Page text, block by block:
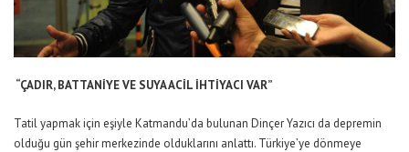
“ÇADIR, BATTANİYE VE SUYA ACİL İHTİYACI VAR”
Tatil yapmak için eşiyle Katmandu’da bulunan Dinçer Yazıcı da depremin
olduğu gün şehir merkezinde olduklarını anlattı. Türkiye’ye dönmeye